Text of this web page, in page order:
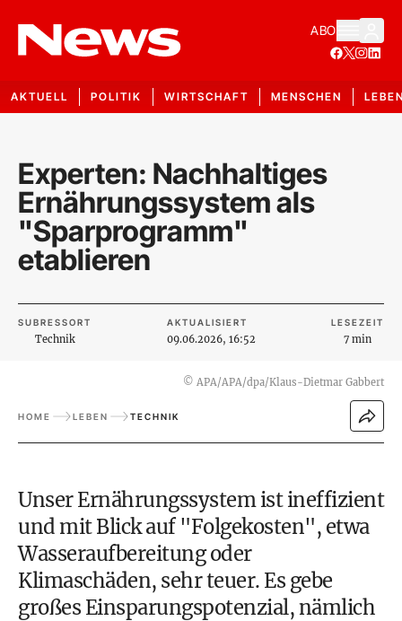
ABO
AKTUELL POLITIK WIRTSCHAFT MENSCHEN
Experten: Nachhaltiges
Ernährungssystem als
"Sparprogramm"
etablieren
SUBRESSORT
Technik
AKTUALISIERT
09.06.2026, 16:52
LESEZEIT
7 min
© APA/APA/dpa/Klaus-Dietmar Gabbert
HOME LEBEN TECHNIK
Unser Ernährungssystem ist ineffizient
und mit Blick auf "Folgekosten", etwa
Wasseraufbereitung oder
Klimaschäden, sehr teuer. Es gebe
großes Einsparungspotenzial, nämlich